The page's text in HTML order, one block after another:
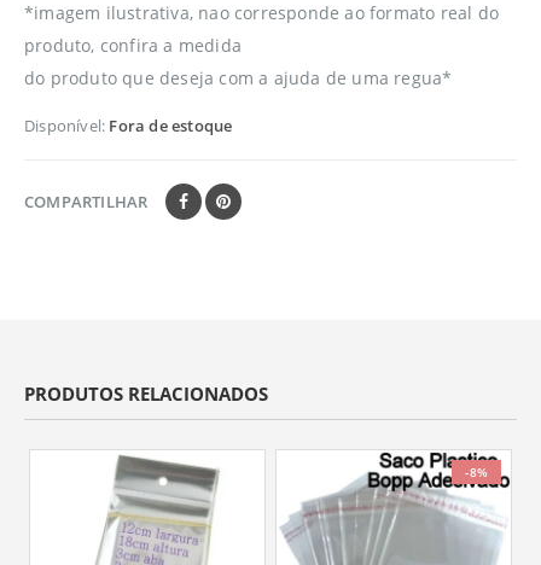
*imagem ilustrativa, nao corresponde ao formato real do
produto, confira a medida
do produto que deseja com a ajuda de uma regua*
Disponível: Fora de estoque
COMPARTILHAR
PRODUTOS RELACIONADOS
-8%